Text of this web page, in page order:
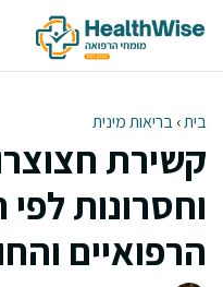
לתוכן
בית›בריאות מינית
קשירת
וחסרונות לפי
הרפואיים